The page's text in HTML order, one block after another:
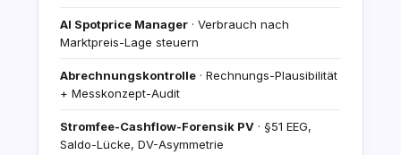
AI Spotprice Manager · Verbrauch nach
Marktpreis-Lage steuern
Abrechnungskontrolle · Rechnungs-Plausibilität
+ Messkonzept-Audit
Stromfee-Cashflow-Forensik PV · §51 EEG,
Saldo-Lücke, DV-Asymmetrie